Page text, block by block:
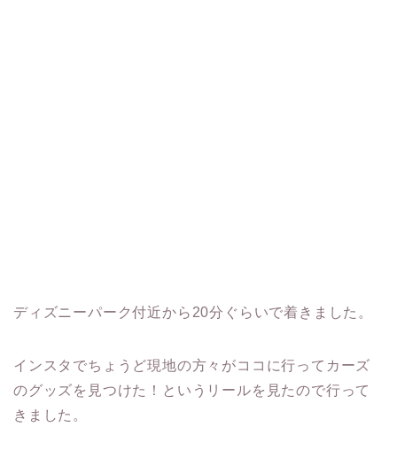
ディズニーパーク付近から20分ぐらいで着きました。
インスタでちょうど現地の方々がココに行ってカーズ
のグッズを見つけた！というリールを見たので行って
きました。